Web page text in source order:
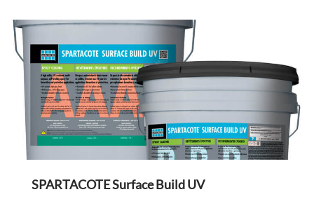
SPARTACOTE Surface Build UV